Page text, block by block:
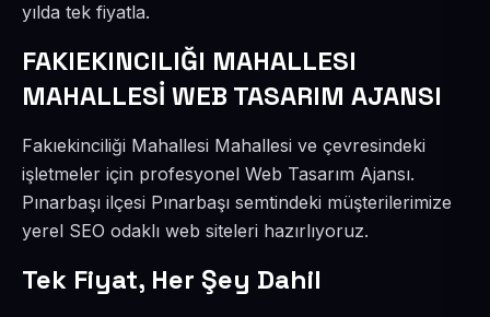
yılda tek fiyatla.
FAKIEKINCILIĞI MAHALLESI
MAHALLESİ WEB TASARIM AJANSI
Fakıekinciliği Mahallesi Mahallesi ve çevresindeki
işletmeler için profesyonel Web Tasarım Ajansı.
Pınarbaşı ilçesi Pınarbaşı semtindeki müşterilerimize
yerel SEO odaklı web siteleri hazırlıyoruz.
Tek Fiyat, Her Şey Dahil